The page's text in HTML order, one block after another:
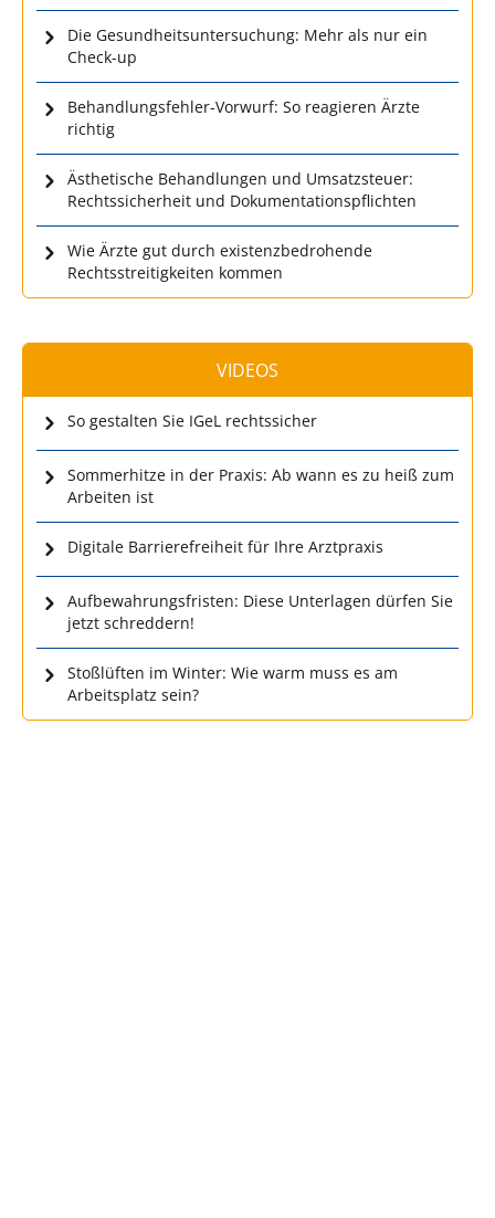
Die Gesundheitsuntersuchung: Mehr als nur ein
Check-up
Behandlungsfehler-Vorwurf: So reagieren Ärzte
richtig
Ästhetische Behandlungen und Umsatzsteuer:
Rechtssicherheit und Dokumentationspflichten
Wie Ärzte gut durch existenzbedrohende
Rechtsstreitigkeiten kommen
VIDEOS
So gestalten Sie IGeL rechtssicher
Sommerhitze in der Praxis: Ab wann es zu heiß zum
Arbeiten ist
Digitale Barrierefreiheit für Ihre Arztpraxis
Aufbewahrungsfristen: Diese Unterlagen dürfen Sie
jetzt schreddern!
Stoßlüften im Winter: Wie warm muss es am
Arbeitsplatz sein?